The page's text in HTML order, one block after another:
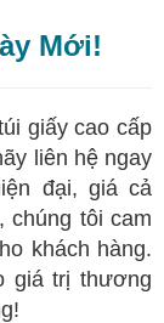
Mới!
giấy cao cấp
liên hệ ngay
đại, giá cả
chúng tôi cam
khách hàng.
giá trị thương